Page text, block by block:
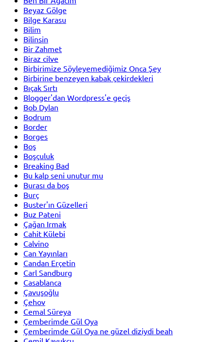
Beyaz Gölge
Bilge Karasu
Bilim
Bilinsin
Bir Zahmet
Biraz cilve
Birbirimize Söyleyemediğimiz Onca Şey
Birbirine benzeyen kabak çekirdekleri
Bıçak Sırtı
Blogger'dan Wordpress'e geçiş
Bob Dylan
Bodrum
Border
Borges
Boş
Boşçuluk
Breaking Bad
Bu kalp seni unutur mu
Burası da boş
Burç
Buster'ın Güzelleri
Buz Pateni
Çağan Irmak
Cahit Külebi
Calvino
Can Yayınları
Candan Erçetin
Carl Sandburg
Casablanca
Çavuşoğlu
Çehov
Cemal Süreya
Çemberimde Gül Oya
Çemberimde Gül Oya ne güzel diziydi beah